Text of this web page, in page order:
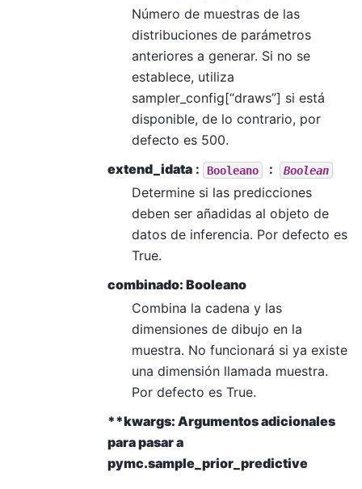
Número de muestras de las
distribuciones de parámetros
anteriores a generar. Si no se
establece, utiliza
sampler_config[“draws”] si está
disponible, de lo contrario, por
defecto es 500.
extend_idata : Booleano Boolean
Determine si las predicciones
deben ser añadidas al objeto de
datos de inferencia. Por defecto es
True.
combinado: Booleano
Combina la cadena y las
dimensiones de dibujo en la
muestra. No funcionará si ya existe
una dimensión llamada muestra.
Por defecto es True.
**kwargs: Argumentos adicionales
para pasar a
pymc.sample_prior_predictive